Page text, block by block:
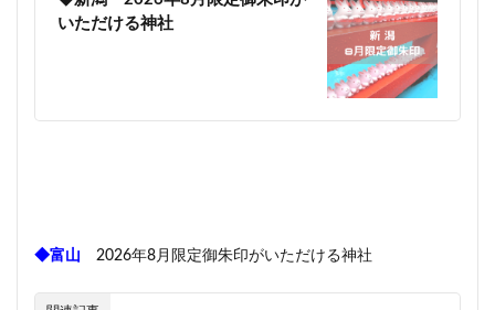
いただける神社
◆富山 2026年8月限定御朱印がいただける神社